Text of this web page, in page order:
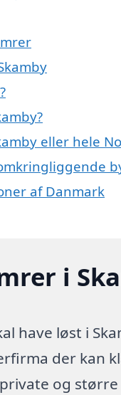
eller hele
af Danmark
i
have løst i
der kan
og